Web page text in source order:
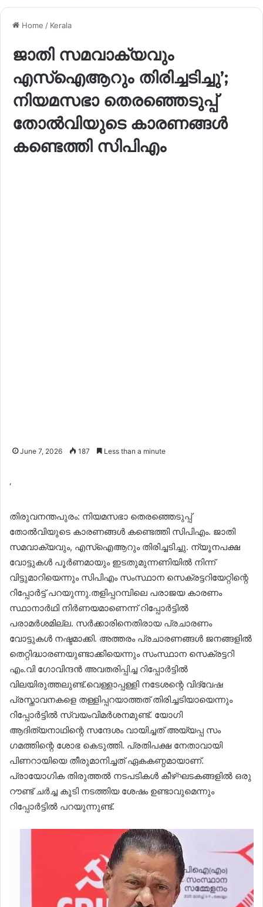
Home / Kerala
ജാതി സമവാക്യവും
എസ്‌ഐആറും തിരിച്ചടിച്ചു’;
നിയമസഭാ തെരഞ്ഞെടുപ്പ്
തോൽവിയുടെ കാരണങ്ങൾ
കണ്ടെത്തി സിപിഎം
June 7, 2026 187 Less than a minute
‘
തിരുവനന്തപുരം: നിയമസഭാ തെരഞ്ഞെടുപ്പ്
തോൽവിയുടെ കാരണങ്ങൾ കണ്ടെത്തി സിപിഎം. ജാതി
സമവാക്യവും, എസ്‌ഐആറും തിരിച്ചടിച്ചു. ന്യൂനപക്ഷ
വോട്ടുകൾ പൂർണമായും ഇടതുമുന്നണിയിൽ നിന്ന്
വിട്ടുമാറിയെന്നും സിപിഎം സംസ്ഥാന സെക്രട്ടറിയേറ്റിന്റെ
റിപ്പോർട്ട് പറയുന്നു.തളിപ്പറമ്പിലെ പരാജയ കാരണം
സ്ഥാനാർഥി നിർണയമാണെന്ന് റിപ്പോർട്ടിൽ
പരാമർശമില്ല. സർക്കാരിനെതിരായ പ്രചാരണം
വോട്ടുകൾ നഷ്ടമാക്കി. അത്തരം പ്രചാരണങ്ങൾ ജനങ്ങളിൽ
തെറ്റിദ്ധാരണയുണ്ടാക്കിയെന്നും സംസ്ഥാന സെക്രട്ടറി
എം.വി ഗോവിന്ദൻ അവതരിപ്പിച്ച റിപ്പോർട്ടിൽ
വിലയിരുത്തലുണ്ട്.വെള്ളാപ്പള്ളി നടേശന്റെ വിദ്വേഷ
പ്രസ്താവനകളെ തള്ളിപ്പറയാത്തത് തിരിച്ചടിയായെന്നും
റിപ്പോർട്ടിൽ സ്വയംവിമർശനമുണ്ട്. യോഗി
ആദിത്യനാഥിന്റെ സന്ദേശം വായിച്ചത് അയ്യപ്പ സം​
ഗമത്തിന്റെ ശോഭ കെടുത്തി. പ്രതിപക്ഷ നേതാവായി
പിണറായിയെ തീരുമാനിച്ചത് ഏകകണ്ഠമായാണ്.
പ്രായോഗിക തിരുത്തൽ നടപടികൾ കീഴ്ഘടകങ്ങളിൽ ഒരു
റൗണ്ട് ചർച്ച കൂടി നടത്തിയ ശേഷം ഉണ്ടാവുമെന്നും
റിപ്പോർട്ടിൽ പറയുന്നുണ്ട്.